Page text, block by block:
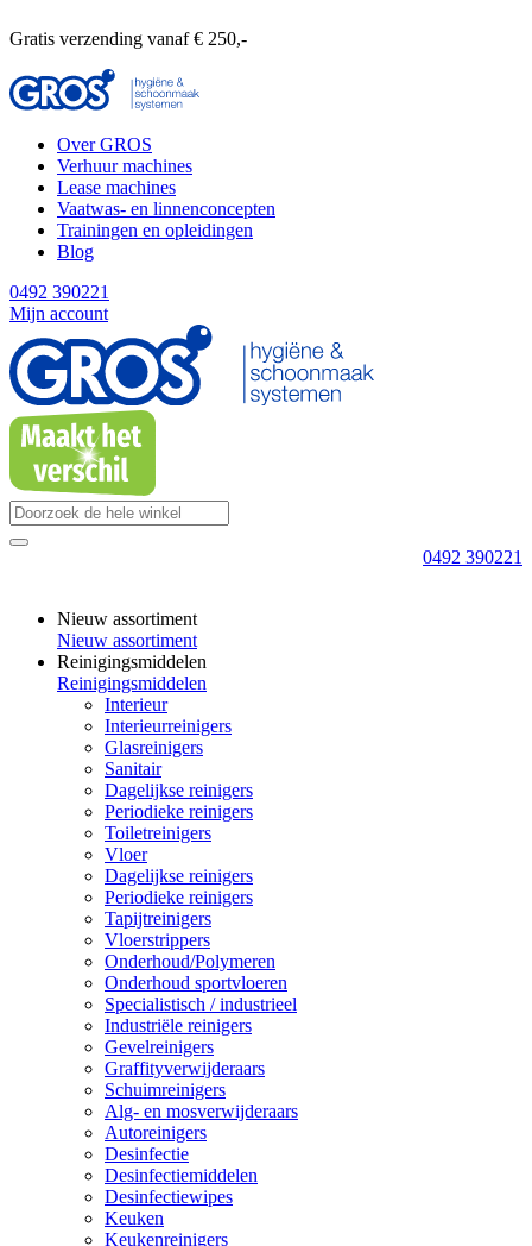
Gratis verzending vanaf € 250,-
Over GROS
Verhuur machines
Lease machines
Vaatwas- en linnenconcepten
Trainingen en opleidingen
Blog
0492 390221
Mijn account
0492 390221
Nieuw assortiment
Nieuw assortiment
Reinigingsmiddelen
Reinigingsmiddelen
Interieur
Interieurreinigers
Glasreinigers
Sanitair
Dagelijkse reinigers
Periodieke reinigers
Toiletreinigers
Vloer
Dagelijkse reinigers
Periodieke reinigers
Tapijtreinigers
Vloerstrippers
Onderhoud/Polymeren
Onderhoud sportvloeren
Specialistisch / industrieel
Industriële reinigers
Gevelreinigers
Graffityverwijderaars
Schuimreinigers
Alg- en mosverwijderaars
Autoreinigers
Desinfectie
Desinfectiemiddelen
Desinfectiewipes
Keuken
Keukenreinigers